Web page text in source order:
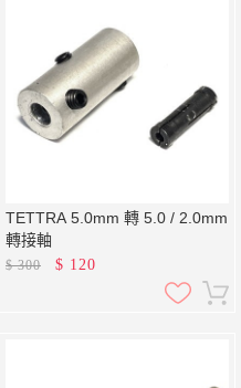
TETTRA 5.0mm 轉 5.0 / 2.0mm
轉接軸
$300 $ 120